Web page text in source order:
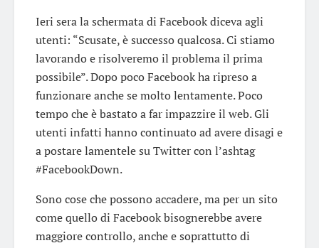
Ieri sera la schermata di Facebook diceva agli
utenti: “Scusate, è successo qualcosa. Ci stiamo
lavorando e risolveremo il problema il prima
possibile”. Dopo poco Facebook ha ripreso a
funzionare anche se molto lentamente. Poco
tempo che è bastato a far impazzire il web. Gli
utenti infatti hanno continuato ad avere disagi e
a postare lamentele su Twitter con l’ashtag
#FacebookDown.
Sono cose che possono accadere, ma per un sito
come quello di Facebook bisognerebbe avere
maggiore controllo, anche e soprattutto di